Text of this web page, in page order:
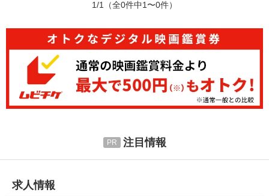
1/1 （全0件中1〜0件）
注目情報
求人情報